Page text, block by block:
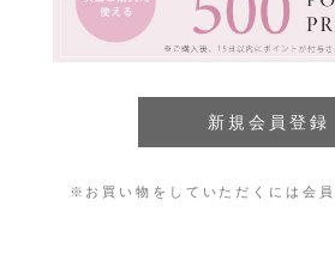
※お買い物をしていただくには会員